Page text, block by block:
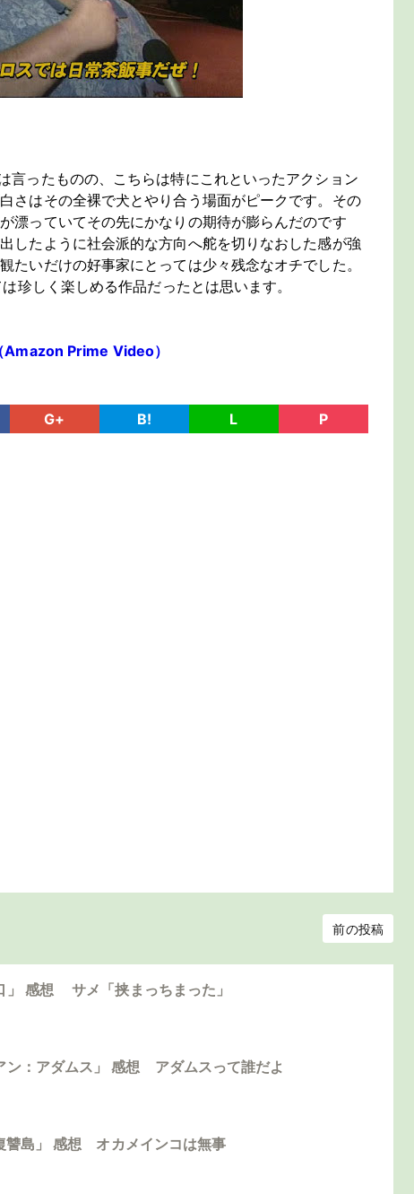
言ったものの、こちらは特にこれといったアクション
さはその全裸で犬とやり合う場面がピークです。その
漂っていてその先にかなりの期待が膨らんだのです
したように社会派的な方向へ舵を切りなおした感が強
たいだけの好事家にとっては少々残念なオチでした。
珍しく楽しめる作品だったとは思います。
Amazon Prime Video）
G+ B! L P
前の投稿
」 感想 サメ「挟まっちまった」
ン：アダムス」 感想 アダムスって誰だよ
讐島」 感想 オカメインコは無事